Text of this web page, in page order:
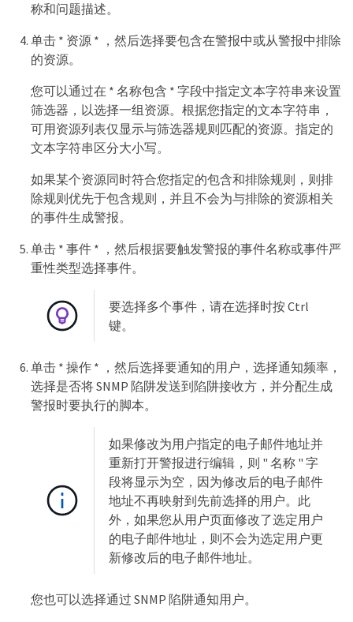
称和问题描述。
单击 * 资源 * ，然后选择要包含在警报中或从警报中排除
的资源。
您可以通过在 * 名称包含 * 字段中指定文本字符串来设置
筛选器，以选择一组资源。根据您指定的文本字符串，
可用资源列表仅显示与筛选器规则匹配的资源。指定的
文本字符串区分大小写。
如果某个资源同时符合您指定的包含和排除规则，则排
除规则优先于包含规则，并且不会为与排除的资源相关
的事件生成警报。
单击 * 事件 * ，然后根据要触发警报的事件名称或事件严
重性类型选择事件。
要选择多个事件，请在选择时按 Ctrl
键。
单击 * 操作 * ，然后选择要通知的用户，选择通知频率，
选择是否将 SNMP 陷阱发送到陷阱接收方，并分配生成
警报时要执行的脚本。
如果修改为用户指定的电子邮件地址并
重新打开警报进行编辑，则 " 名称 " 字
段将显示为空，因为修改后的电子邮件
地址不再映射到先前选择的用户。此
外，如果您从用户页面修改了选定用户
的电子邮件地址，则不会为选定用户更
新修改后的电子邮件地址。
您也可以选择通过 SNMP 陷阱通知用户。